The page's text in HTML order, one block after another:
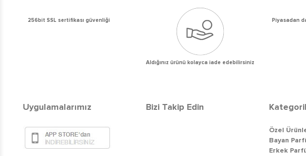
256bit SSL sertifikası güvenliği
Aldığınız ürünü kolayca iade edebilirsiniz
Piyasadan
Uygulamalarımız Bizi Takip Edin
Özel
Bayan
Erkek